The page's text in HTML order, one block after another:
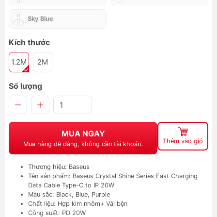
Sky Blue
Kích thước
1.2M 2M
Số lượng
MUA NGAY
Mua hàng dễ dàng, không cần tài khoản. Thêm vào giỏ
Thương hiệu: Baseus
Tên sản phẩm: Baseus Crystal Shine Series Fast Charging
Data Cable Type-C to IP 20W
Màu sắc: Black, Blue, Purple
Chất liệu: Hợp kim nhôm+ Vải bện
Công suất: PD 20W